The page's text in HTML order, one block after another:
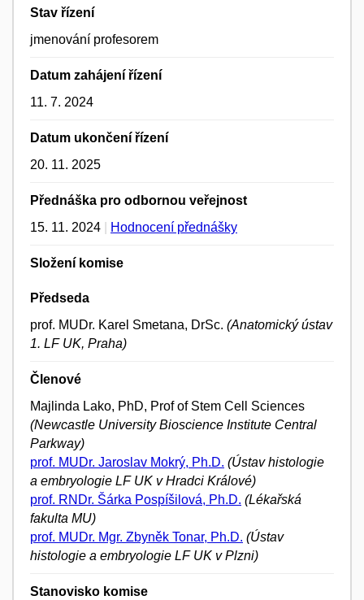
Stav řízení
jmenování profesorem
Datum zahájení řízení
11. 7. 2024
Datum ukončení řízení
20. 11. 2025
Přednáška pro odbornou veřejnost
15. 11. 2024
Hodnocení přednášky
Složení komise
Předseda
prof. MUDr. Karel Smetana, DrSc. (Anatomický ústav
1. LF UK, Praha)
Členové
Majlinda Lako, PhD, Prof of Stem Cell Sciences
(Newcastle University Bioscience Institute Central
Parkway)
prof. MUDr. Jaroslav Mokrý, Ph.D. (Ústav histologie
a embryologie LF UK v Hradci Králové)
prof. RNDr. Šárka Pospíšilová, Ph.D. (Lékařská
fakulta MU)
prof. MUDr. Mgr. Zbyněk Tonar, Ph.D. (Ústav
histologie a embryologie LF UK v Plzni)
Stanovisko komise